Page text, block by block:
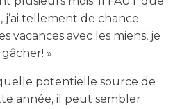
tellement de chance
vacances avec les miens, je
».
potentielle source de
année, il peut sembler